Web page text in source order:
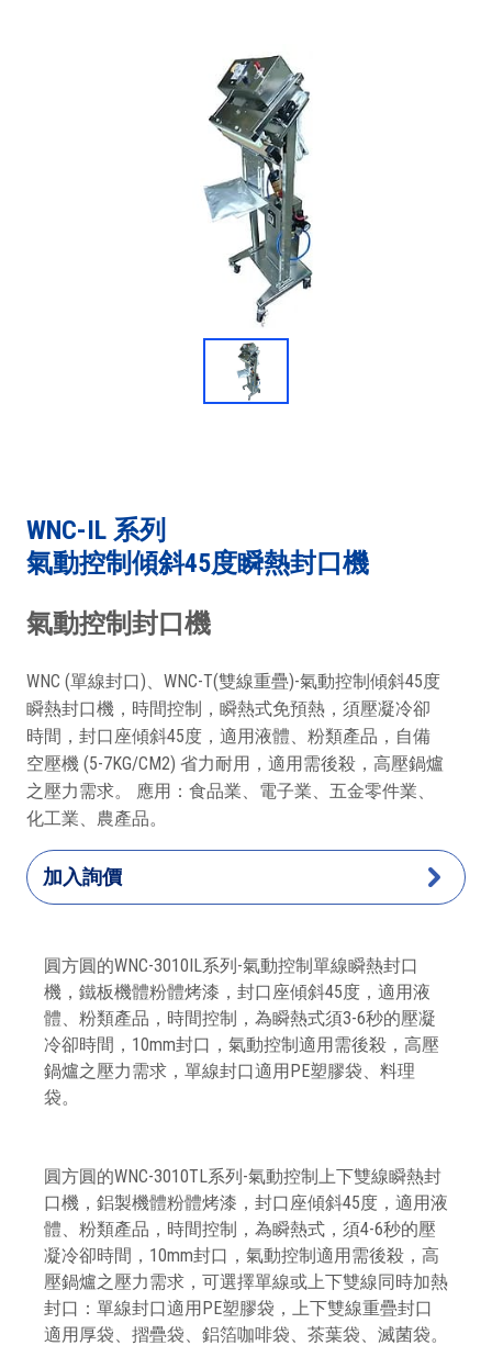
WNC-IL 系列
氣動控制傾斜45度瞬熱封口機
氣動控制封口機
WNC (單線封口)、WNC-T(雙線重疊)-氣動控制傾斜45度
瞬熱封口機，時間控制，瞬熱式免預熱，須壓凝冷卻
時間，封口座傾斜45度，適用液體、粉類產品，自備
空壓機 (5-7KG/CM2) 省力耐用，適用需後殺，高壓鍋爐
之壓力需求。 應用：食品業、電子業、五金零件業、
化工業、農產品。
加入詢價
圓方圓的WNC-3010IL系列-氣動控制單線瞬熱封口
機，鐵板機體粉體烤漆 ，封口座傾斜45度，適用液
體、粉類產品，時間控制， 為瞬熱式須3-6秒的壓凝
冷卻時間 ，10mm封口，氣動控制適用需後殺，高壓
鍋爐之壓力需求，單線封口適用PE塑膠袋、料理
袋。
圓方圓的WNC-3010TL系列-氣動控制上下雙線瞬熱封
口機 ， 鋁製機體粉體烤漆， 封口座傾斜45度 ， 適用液
體、粉類產品 ，時間控制，為瞬熱式，須4-6秒的壓
凝冷卻時間， 10mm封口 ， 氣動控制適用需後殺 ， 高
壓鍋爐之壓力需求 ， 可選擇單線或上下雙線同時加熱
封口：單線封口適用PE塑膠袋， 上下雙線重疊封口
適用厚袋、摺疊袋、鋁箔咖啡袋、茶葉袋、滅菌袋。